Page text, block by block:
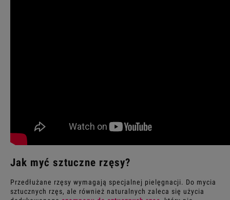
Jak myć sztuczne rzęsy?
Przedłużane rzęsy wymagają specjalnej pielęgnacji. Do mycia
sztucznych rzęs, ale również naturalnych zaleca się użycia